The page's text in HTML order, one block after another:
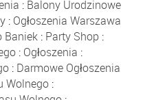
: Balony Urodzinowe
: Ogłoszenia Warszawa
Baniek : Party Shop :
: Ogłoszenia :
: Darmowe Ogłoszenia
Wolnego :